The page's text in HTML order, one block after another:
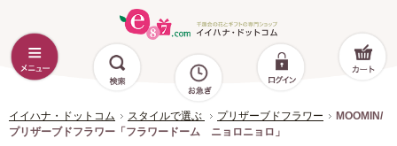
イイハナ・ドットコム スタイルで選ぶ プリザーブドフラワー
MOOMIN/
プリザーブドフラワー「フラワードーム ニョロニョロ」